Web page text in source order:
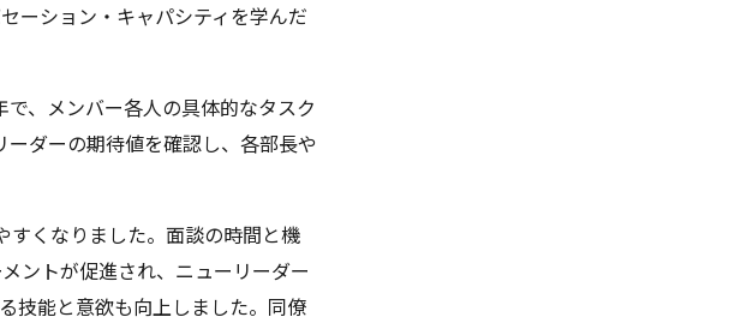
ーション・キャパシティを学んだ
、メンバー各人の具体的なタスク
ダーの期待値を確認し、各部長や
すくなりました。面談の時間と機
ントが促進され、ニューリーダー
技能と意欲も向上しました。同僚